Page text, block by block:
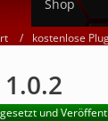
Shop
kostenlose
und